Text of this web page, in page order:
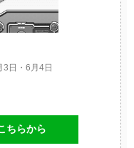
日・6月4日
ちらから